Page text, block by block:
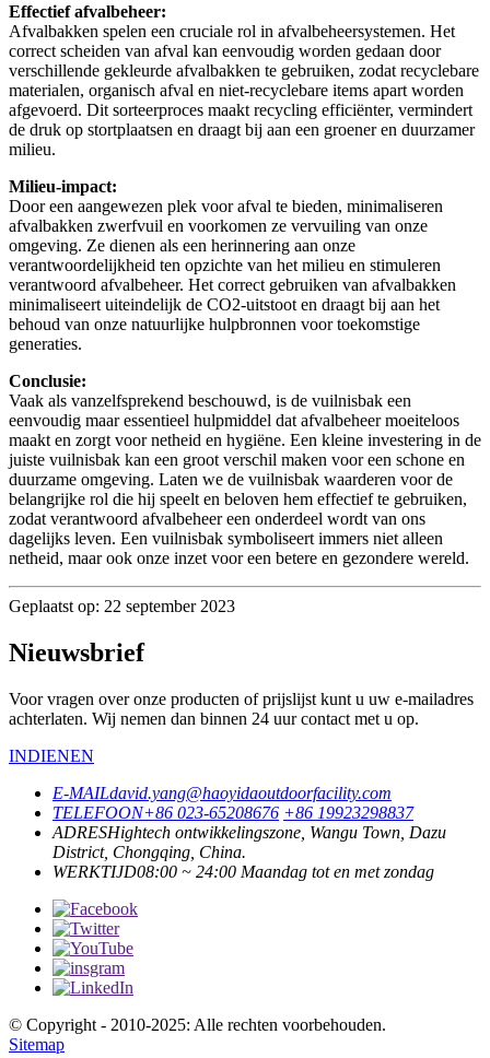
Effectief afvalbeheer:
Afvalbakken spelen een cruciale rol in afvalbeheersystemen. Het
correct scheiden van afval kan eenvoudig worden gedaan door
verschillende gekleurde afvalbakken te gebruiken, zodat recyclebare
materialen, organisch afval en niet-recyclebare items apart worden
afgevoerd. Dit sorteerproces maakt recycling efficiënter, vermindert
de druk op stortplaatsen en draagt ​​bij aan een groener en duurzamer
milieu.
Milieu-impact:
Door een aangewezen plek voor afval te bieden, minimaliseren
afvalbakken zwerfvuil en voorkomen ze vervuiling van onze
omgeving. Ze dienen als een herinnering aan onze
verantwoordelijkheid ten opzichte van het milieu en stimuleren
verantwoord afvalbeheer. Het correct gebruiken van afvalbakken
minimaliseert uiteindelijk de CO2-uitstoot en draagt ​​bij aan het
behoud van onze natuurlijke hulpbronnen voor toekomstige
generaties.
Conclusie:
Vaak als vanzelfsprekend beschouwd, is de vuilnisbak een
eenvoudig maar essentieel hulpmiddel dat afvalbeheer moeiteloos
maakt en zorgt voor netheid en hygiëne. Een kleine investering in de
juiste vuilnisbak kan een groot verschil maken voor een schone en
duurzame omgeving. Laten we de vuilnisbak waarderen voor de
belangrijke rol die hij speelt en beloven hem effectief te gebruiken,
zodat verantwoord afvalbeheer een onderdeel wordt van ons
dagelijks leven. Een vuilnisbak symboliseert immers niet alleen
netheid, maar ook onze inzet voor een betere en gezondere wereld.
Geplaatst op: 22 september 2023
Nieuwsbrief
Voor vragen over onze producten of prijslijst kunt u uw e-mailadres
achterlaten. Wij nemen dan binnen 24 uur contact met u op.
INDIENEN
E-MAILdavid.yang@haoyidaoutdoorfacility.com
TELEFOON+86 023-65208676 +86 19923298837
ADRESHightech ontwikkelingszone, Wangu Town, Dazu
District, Chongqing, China.
WERKTIJD08:00 ~ 24:00 Maandag tot en met zondag
© Copyright - 2010-2025: Alle rechten voorbehouden.
Sitemap